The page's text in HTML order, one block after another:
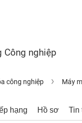
Công nghiệp
công nghiệp Máy
hạng Hồ sơ Tin